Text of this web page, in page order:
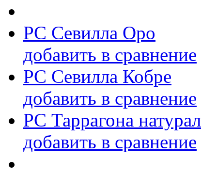
РС Севилла Оро
добавить в сравнение
РС Севилла Кобре
добавить в сравнение
РС Таррагона натурал
добавить в сравнение